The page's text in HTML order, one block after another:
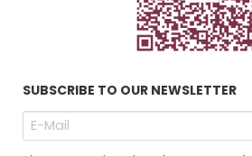
SUBSCRIBE TO OUR NEWSLETTER